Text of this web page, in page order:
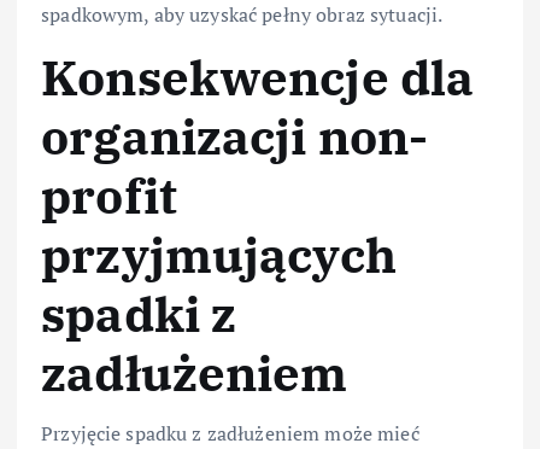
spadkowym, aby uzyskać pełny obraz sytuacji.
Konsekwencje dla
organizacji non-
profit
przyjmujących
spadki z
zadłużeniem
Przyjęcie spadku z zadłużeniem może mieć